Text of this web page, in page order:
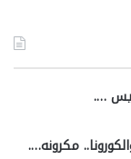
….
مكرونه….